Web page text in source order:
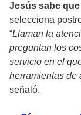
Jesús sabe
selecciona
“Llaman la
preguntan los
servicio en el
herramientas de
señaló.